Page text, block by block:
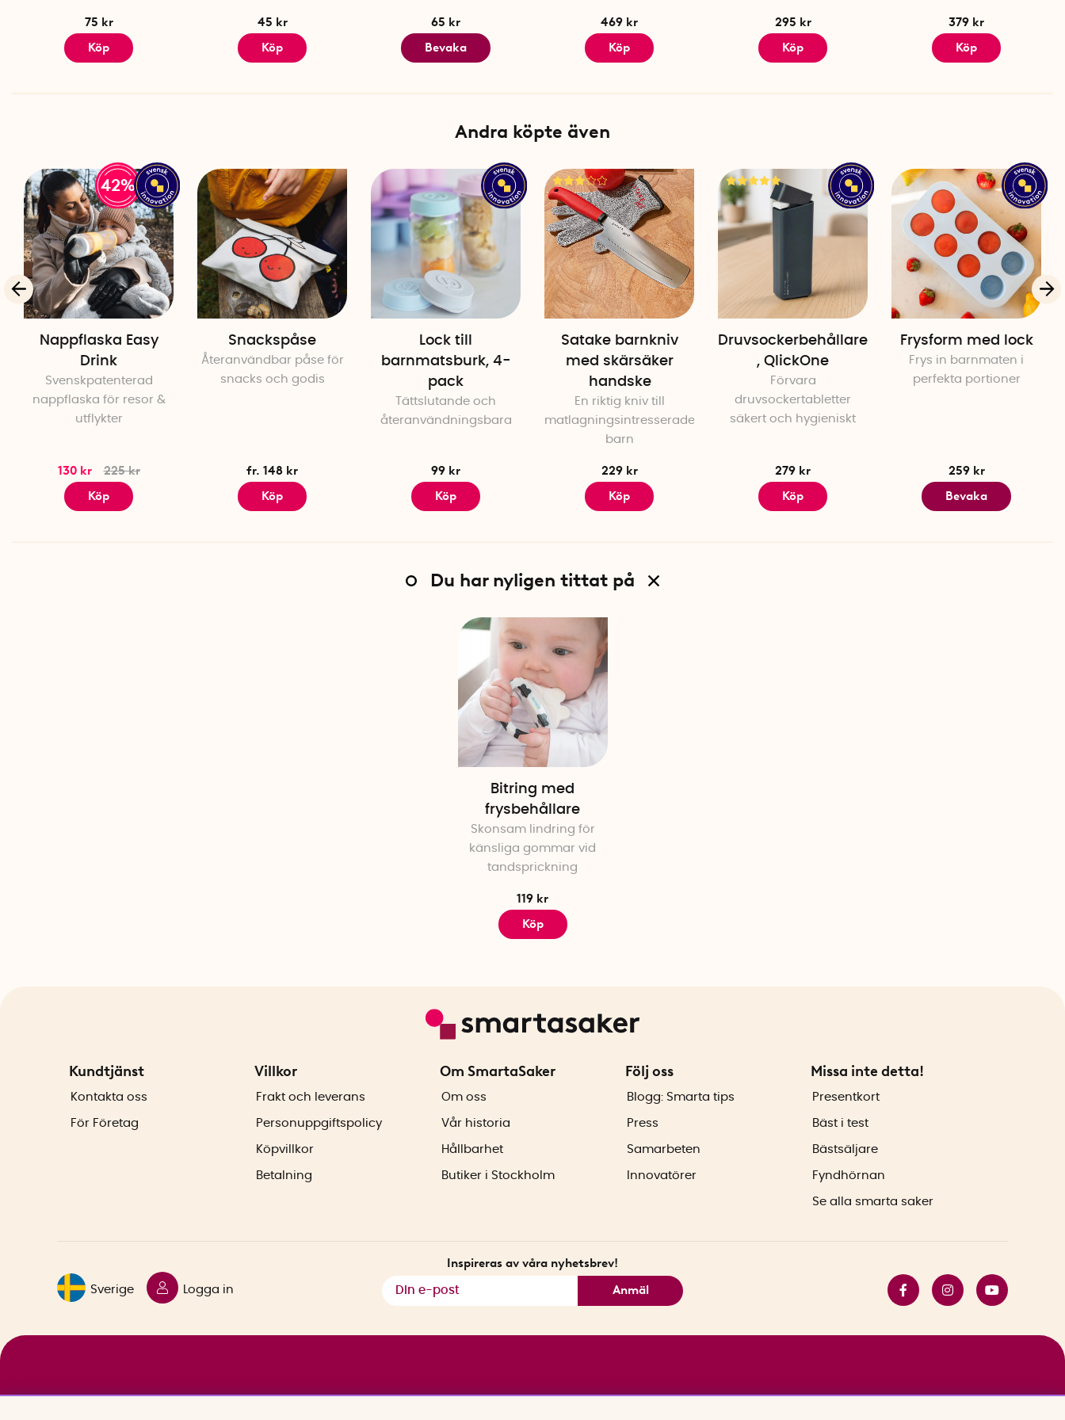
Antal per förpackning: 1
75 kr
Köp
45 kr
Köp
65 kr
Bevaka
469 kr
Köp
295 kr
Köp
379 kr
Köp
Andra köpte även
42%
Nappflaska Easy
Drink
Svenskpatenterad
nappflaska för resor &
utflykter
130 kr
225 kr
Köp
Snackspåse
Återanvändbar påse för
snacks och godis
fr. 148 kr
Köp
Lock till
barnmatsburk, 4-
pack
Tättslutande och
återanvändningsbara
99 kr
Köp
Satake barnkniv
med skärsäker
handske
En riktig kniv till
matlagningsintresserade
barn
229 kr
Köp
Druvsockerbehållare
, QlickOne
Förvara
druvsockertabletter
säkert och hygieniskt
279 kr
Köp
Frysform med lock
Frys in barnmaten i
perfekta portioner
259 kr
Bevaka
Du har nyligen tittat på
Bitring med
frysbehållare
Skonsam lindring för
känsliga gommar vid
tandsprickning
119 kr
Köp
Kundtjänst
Kontakta oss
För Företag
Villkor
Frakt och leverans
Personuppgiftspolicy
Köpvillkor
Betalning
Om SmartaSaker
Om oss
Vår historia
Hållbarhet
Butiker i Stockholm
Följ oss
Blogg: Smarta tips
Press
Samarbeten
Innovatörer
Missa inte detta!
Presentkort
Bäst i test
Bästsäljare
Fyndhörnan
Se alla smarta saker
Sverige Logga in
Inspireras av våra nyhetsbrev!
Anmäl